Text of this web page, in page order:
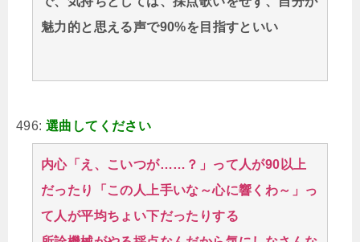
魅力的と思える声で90%を目指すといい
496: 選曲してください
内心「え、こいつが……？」って人が90以上
だったり「この人上手いな～心に響くわ～」っ
て人が平均ちょい下だったりする